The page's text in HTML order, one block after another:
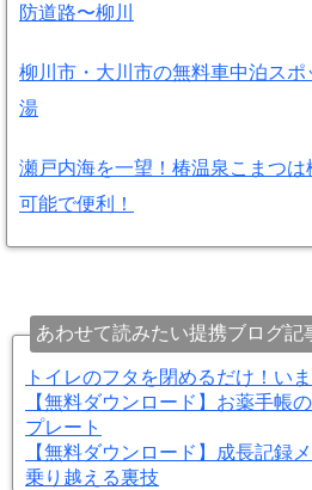
防道路〜柳川
柳川市・大川市の無料車中泊ス
湯
瀬戸内海を一望！椿温泉こまつ
可能で便利！
あわせて読みたい提携ブログ記
トイレのフタを閉めるだけ！い
【無料ダウンロード】お薬手帳
プレート
【無料ダウンロード】成長記録
乗り越える裏技